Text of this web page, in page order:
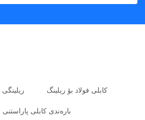
کابلی فولاد بۆ ریلینگ
بارەندی کابلی پاراستنی